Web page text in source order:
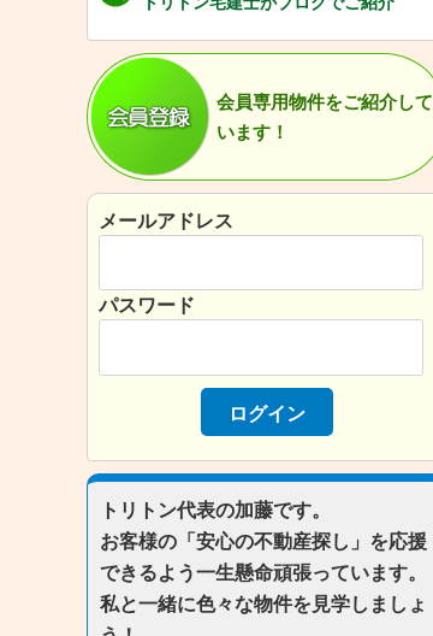
会員専用物件をご紹介して
います！
メールアドレス
パスワード
トリトン代表の加藤です。
お客様の「安心の不動産探し」を応援
できるよう一生懸命頑張っています。
私と一緒に色々な物件を見学しましょ